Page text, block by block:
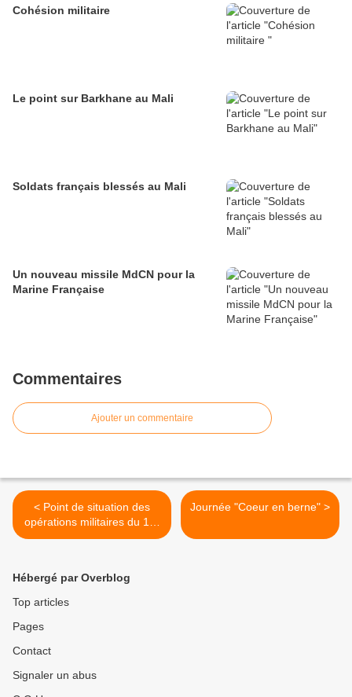
Cohésion militaire
Le point sur Barkhane au Mali
Soldats français blessés au Mali
Un nouveau missile MdCN pour la
Marine Française
Commentaires
Ajouter un commentaire
< Point de situation des
opérations militaires du 1er
février 2018
Journée "Coeur en berne" >
Hébergé par Overblog
Top articles
Pages
Contact
Signaler un abus